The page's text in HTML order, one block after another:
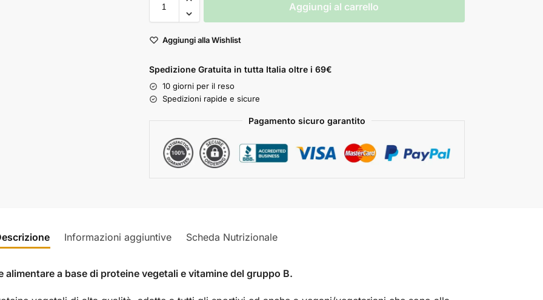
Aggiungi al carrello
Aggiungi alla Wishlist
Spedizione Gratuita in tutta Italia oltre i 69€
10 giorni per il reso
Spedizioni rapide e sicure
Pagamento sicuro garantito
Informazioni aggiuntive Scheda Nutrizionale
a base di proteine vegetali e vitamine del gruppo B.